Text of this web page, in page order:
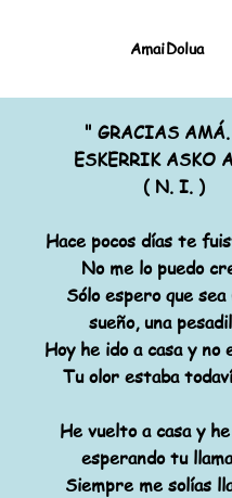
AmaiDolua
" GRACIAS
ESKERRIK ASKO
( N. I. )
Hace pocos días te
No me lo puedo
Sólo espero que sea
sueño, una
Hoy he ido a casa y no
Tu olor estaba
He vuelto a casa y
esperando tu
Siempre me solías